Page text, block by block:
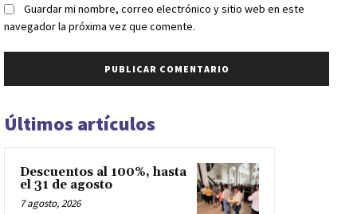
Guardar mi nombre, correo electrónico y sitio web en este
navegador la próxima vez que comente.
Últimos artículos
Descuentos al 100%, hasta
el 31 de agosto
7 agosto, 2026